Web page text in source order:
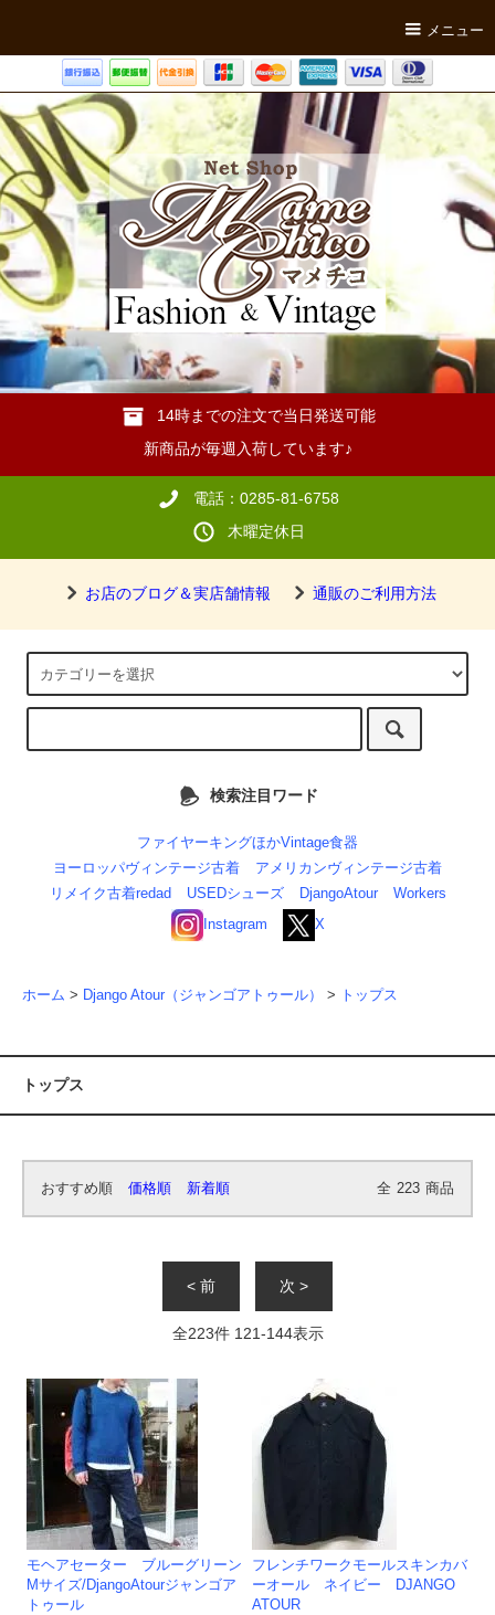
メニュー
14時までの注文で当日発送可能
新商品が毎週入荷しています♪
電話：0285-81-6758
木曜定休日
お店のブログ＆実店舗情報 通販のご利用方法
検索注目ワード
ファイヤーキングほかVintage食器
ヨーロッパヴィンテージ古着
アメリカンヴィンテージ古着
リメイク古着redad
USEDシューズ DjangoAtour
Workers
Instagram
X
ホーム > Django Atour（ジャンゴアトゥール） > トップス
トップス
おすすめ順 価格順 新着順 全 223 商品
< 前 次 >
全223件 121-144表示
モヘアセーター ブルーグリーン
Mサイズ/DjangoAtourジャンゴア
トゥール
フレンチワークモールスキンカバ
ーオール ネイビー DJANGO
ATOUR